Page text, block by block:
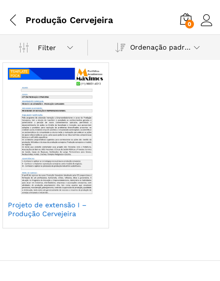
Produção Cervejeira 0
Filter Ordenação padrão
Projeto de extensão I –
Produção Cervejeira